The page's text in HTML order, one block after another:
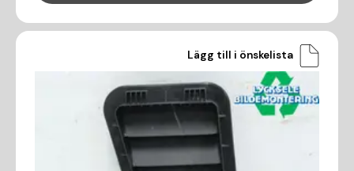
Lägg till i önskelista